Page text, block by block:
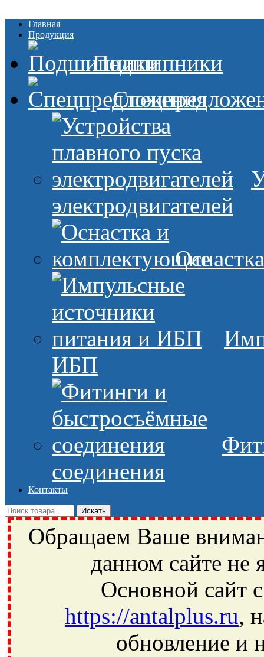
Главная
Продукция
Подшипники
электродвигателей
ИБП
соединения
Контакты
Обращаем Ваше
данном сайте не
Основной сайт
https://antalplus.ru,
обновление и